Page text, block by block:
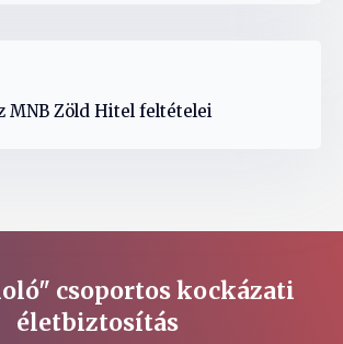
MNB Zöld Hitel feltételei
csoportos kockázati
életbiztosítás